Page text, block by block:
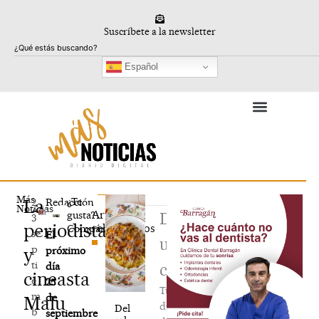
Suscríbete a la newsletter
Buscar
Español
Más
Noticias
La
periodista
y
cineasta
Malu
2
3
se
p
ti
e
m
b
Redacción
El
próximo
día
25
de
septiembre
¿Te
gusta?
Compártelo
Artículos
relacionados
Del
Deja
un
comentario
Tu
dirección